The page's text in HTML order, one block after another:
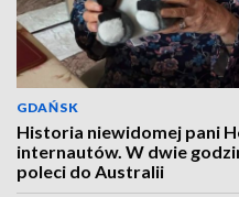
GDAŃSK
Historia niewidomej pani
internautów. W dwie
poleci do Australii